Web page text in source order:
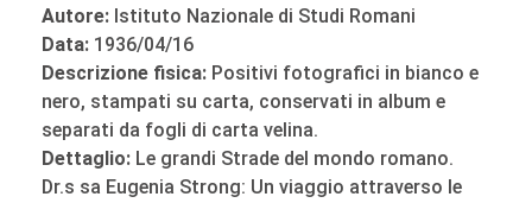
Autore: Istituto Nazionale di Studi Romani
Data: 1936/04/16
Descrizione fisica: Positivi fotografici in bianco e
nero, stampati su carta, conservati in album e
separati da fogli di carta velina.
Dettaglio: Le grandi Strade del mondo romano.
Dr.s sa Eugenia Strong: Un viaggio attraverso le